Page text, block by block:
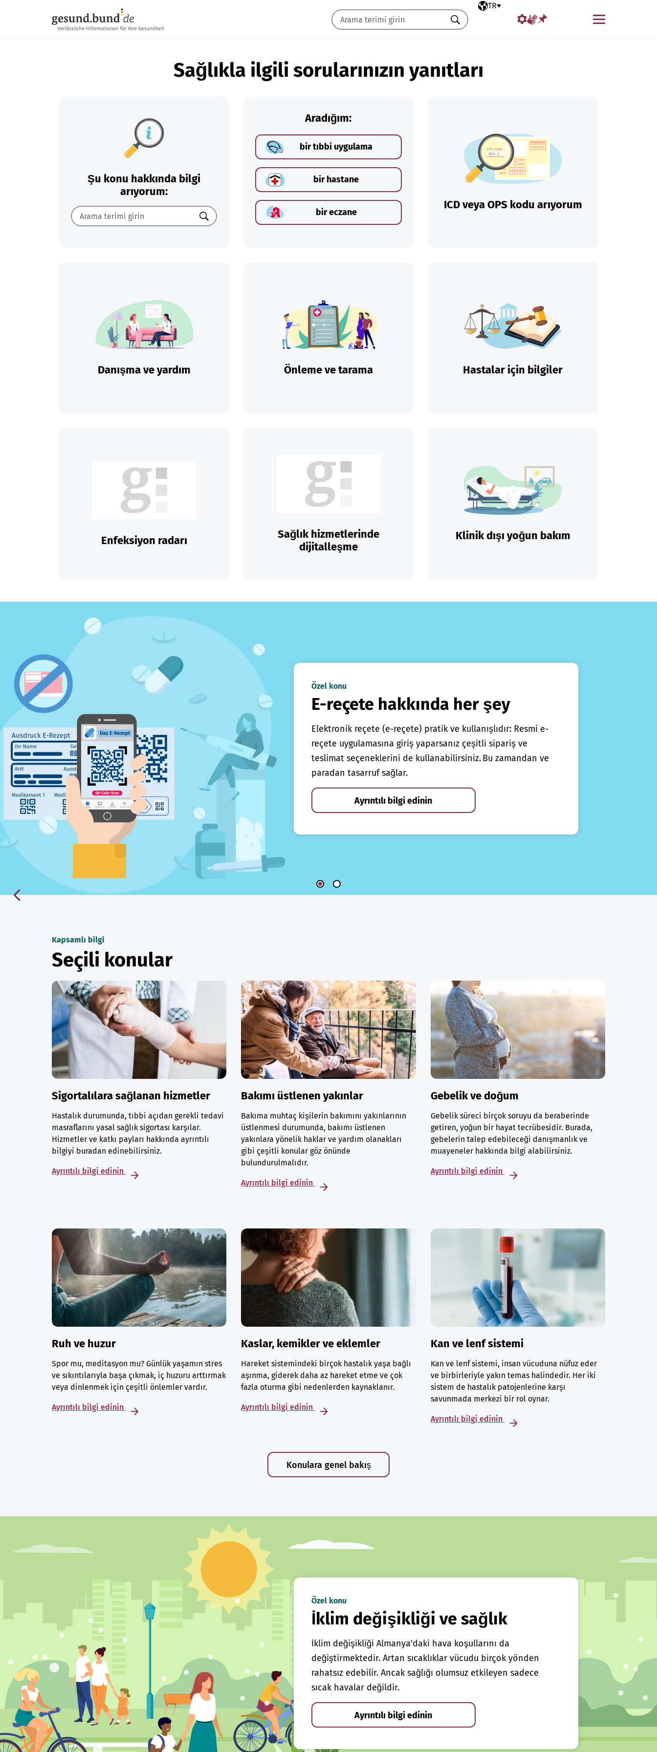
Seçili dil
TR
Menü
Ara
Sağlıkla ilgili sorularınızın yanıtları
Şu konu hakkında bilgi
arıyorum:
Ara
Aradığım:
bir tıbbi uygulama
bir hastane
bir eczane
ICD veya OPS kodu arıyorum
Danışma ve yardım Önleme ve tarama Hastalar için bilgiler
Enfeksiyon radarı
Sağlık hizmetlerinde
dijitalleşme
Klinik dışı yoğun bakım
Özel konu
E-reçete hakkında her şey
Elektronik reçete (e-reçete) pratik ve kullanışlıdır: Resmi e-
reçete uygulamasına giriş yaparsanız çeşitli sipariş ve
teslimat seçeneklerini de kullanabilirsiniz. Bu zamandan ve
paradan tasarruf sağlar.
Ayrıntılı bilgi edinin
Kapsamlı bilgi
Seçili konular
Sigortalılara sağlanan hizmetler
Hastalık durumunda, tıbbi açıdan gerekli tedavi
masraflarını yasal sağlık sigortası karşılar.
Hizmetler ve katkı payları hakkında ayrıntılı
bilgiyi buradan edinebilirsiniz.
Ayrıntılı bilgi edinin
Bakımı üstlenen yakınlar
Bakıma muhtaç kişilerin bakımını yakınlarının
üstlenmesi durumunda, bakımı üstlenen
yakınlara yönelik haklar ve yardım olanakları
gibi çeşitli konular göz önünde
bulundurulmalıdır.
Ayrıntılı bilgi edinin
Gebelik ve doğum
Gebelik süreci birçok soruyu da beraberinde
getiren, yoğun bir hayat tecrübesidir. Burada,
gebelerin talep edebileceği danışmanlık ve
muayeneler hakkında bilgi alabilirsiniz.
Ayrıntılı bilgi edinin
Ruh ve huzur
Spor mu, meditasyon mu? Günlük yaşamın stres
ve sıkıntılarıyla başa çıkmak, iç huzuru arttırmak
veya dinlenmek için çeşitli önlemler vardır.
Ayrıntılı bilgi edinin
Kaslar, kemikler ve eklemler
Hareket sistemindeki birçok hastalık yaşa bağlı
aşınma, giderek daha az hareket etme ve çok
fazla oturma gibi nedenlerden kaynaklanır.
Ayrıntılı bilgi edinin
Kan ve lenf sistemi
Kan ve lenf sistemi, insan vücuduna nüfuz eder
ve birbirleriyle yakın temas halindedir. Her iki
sistem de hastalık patojenlerine karşı
savunmada merkezi bir rol oynar.
Ayrıntılı bilgi edinin
Konulara genel bakış
Özel konu
İklim değişikliği ve sağlık
İklim değişikliği Almanya'daki hava koşullarını da
değiştirmektedir. Artan sıcaklıklar vücudu birçok yönden
rahatsız edebilir. Ancak sağlığı olumsuz etkileyen sadece
sıcak havalar değildir.
Ayrıntılı bilgi edinin